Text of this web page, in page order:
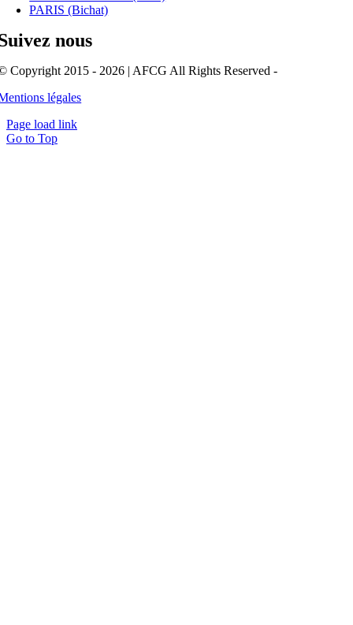
PARIS (Bichat)
nous
Copyright 2015 - 2026 | AFCG All Rights Reserved -
légales
Page load link
Go to Top